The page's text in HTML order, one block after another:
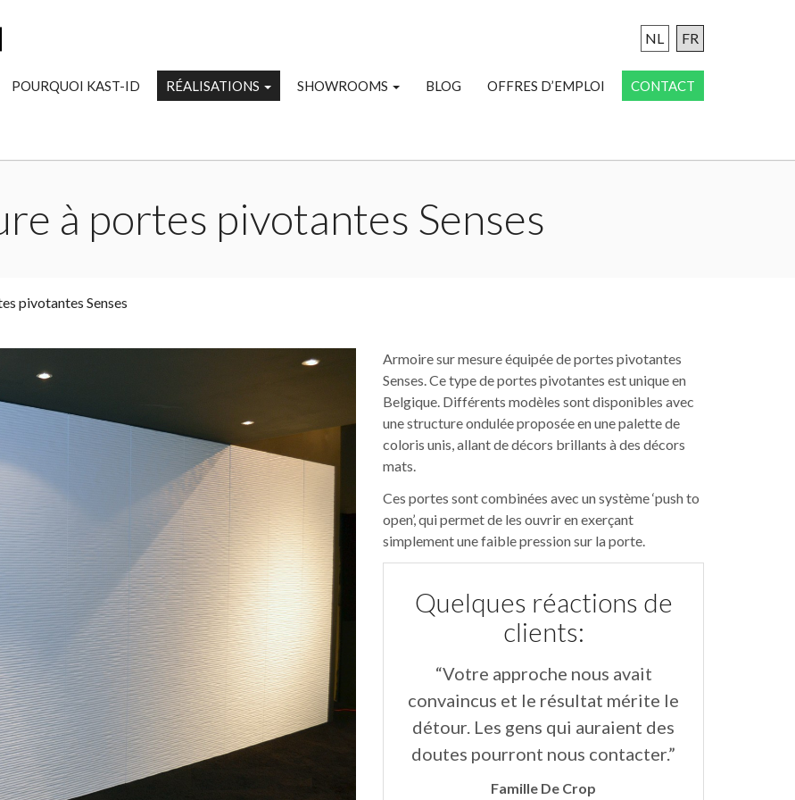
POURQUOI KAST-ID RÉALISATIONS SHOWROOMS BLOG OFFRES D’EMPLOI CONTACT
NL FR
à portes pivotantes Senses
pivotantes Senses
Armoire sur mesure équipée de portes pivotantes
Senses. Ce type de portes pivotantes est unique en
Belgique. Différents modèles sont disponibles avec
une structure ondulée proposée en une palette de
coloris unis, allant de décors brillants à des décors
mats.
Ces portes sont combinées avec un système ‘push to
open’, qui permet de les ouvrir en exerçant
simplement une faible pression sur la porte.
Quelques réactions de
clients:
été très
un travail
une
living et
de
“Ma nouvelle garde-robe est
absolument splendide. Je suis ravie,
un tout grand merci!”
Karla Peeters
“Votre approche nous avait
convaincus et le résultat mérite le
détour. Les gens qui auraient des
doutes pourront nous contacter.”
Famille De Crop